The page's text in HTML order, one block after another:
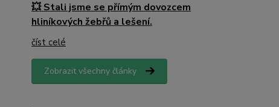
💥 Stali jsme se přímým dovozcem
hliníkových žebřů a lešení.
číst celé
Zobrazit všechny články